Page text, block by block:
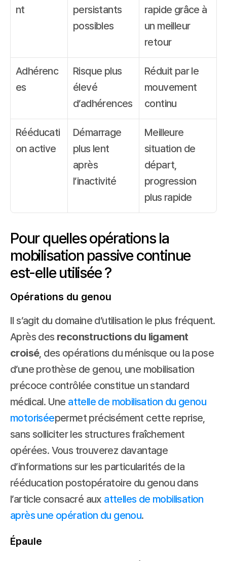
nt
persistants
possibles
rapide grâce à
un meilleur
retour
Adhérenc
es
Risque plus
élevé
d’adhérences
Réduit par le
mouvement
continu
Rééducati
on active
Démarrage
plus lent
après
l’inactivité
Meilleure
situation de
départ,
progression
plus rapide
Pour quelles opérations la
mobilisation passive continue
est-elle utilisée ?
Opérations du genou
Il s’agit du domaine d’utilisation le plus fréquent.
Après des reconstructions du ligament
croisé, des opérations du ménisque ou la pose
d’une prothèse de genou, une mobilisation
précoce contrôlée constitue un standard
médical. Une attelle de mobilisation du genou
motoriséepermet précisément cette reprise,
sans solliciter les structures fraîchement
opérées. Vous trouverez davantage
d’informations sur les particularités de la
rééducation postopératoire du genou dans
l’article consacré aux attelles de mobilisation
après une opération du genou.
Épaule